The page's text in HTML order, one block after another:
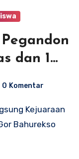
dan 1
0 Komentar
Bahurekso